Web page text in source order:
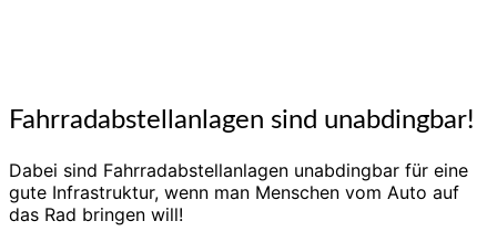
Fahrradabstellanlagen sind unabdingbar!
Dabei sind Fahrradabstellanlagen unabdingbar für eine
gute Infrastruktur, wenn man Menschen vom Auto auf
das Rad bringen will!